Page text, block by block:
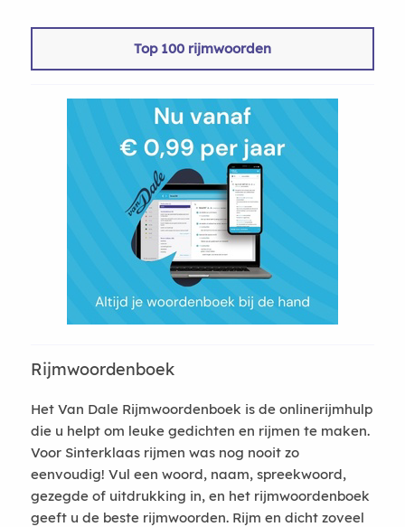
Top 100 rijmwoorden
Rijmwoordenboek
Het Van Dale Rijmwoordenboek is de onlinerijmhulp
die u helpt om leuke gedichten en rijmen te maken.
Voor Sinterklaas rijmen was nog nooit zo
eenvoudig! Vul een woord, naam, spreekwoord,
gezegde of uitdrukking in, en het rijmwoordenboek
geeft u de beste rijmwoorden. Rijm en dicht zoveel